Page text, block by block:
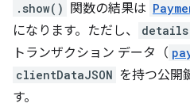
.show() 関数の結果は
になります。ただし、
details
トランザクション データ（
clientDataJSON を持つ公開
す。